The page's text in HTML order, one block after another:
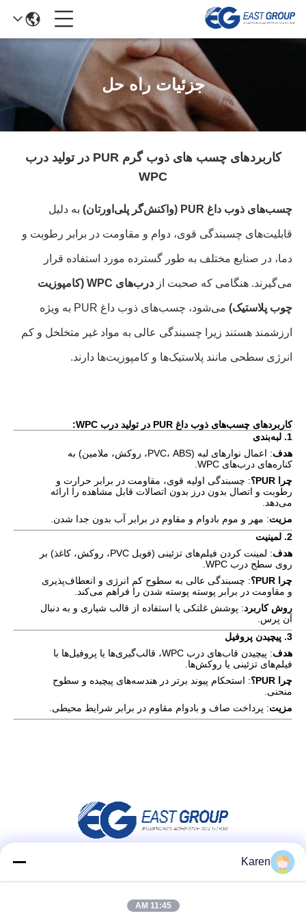
جزئیات راه حل
کاربردهای چسب های ذوب گرم PUR در تولید درب
WPC
چسب‌های ذوب داغ PUR (واکنش‌گر پلی‌اورتان) به دلیل
قابلیت‌های چسبندگی قوی، دوام و مقاومت در برابر رطوبت و
دما، در صنایع مختلف به طور گسترده مورد استفاده قرار
می‌گیرند. هنگامی که صحبت از درب‌های WPC (کامپوزیت
چوب پلاستیک) می‌شود، چسب‌های ذوب داغ PUR به ویژه
ارزشمند هستند زیرا چسبندگی عالی به مواد غیر متخلخل و کم
انرژی سطحی مانند پلاستیک‌ها و کامپوزیت‌ها دارند.
کاربردهای چسب‌های ذوب داغ PUR در تولید درب WPC:
1. لبه‌بندی
هدف
: اعمال نوارهای لبه (PVC، ABS، روکش، ملامین) به
کناره‌های درب‌های WPC.
چرا PUR؟
: چسبندگی اولیه قوی، مقاومت در برابر حرارت و
رطوبت و اتصال بدون درز بدون اتصالات قابل مشاهده را ارائه
می‌دهد.
مزیت: مهر و موم بادوام و مقاوم در برابر آب بدون جدا شدن.
2. لمینیت
هدف
: لمینت کردن فیلم‌های تزئینی (فویل PVC، روکش، کاغذ) بر
روی سطح درب WPC.
چرا PUR؟
: چسبندگی عالی به سطوح کم انرژی و انعطاف‌پذیری
و مقاومت در برابر پوسته پوسته شدن را فراهم می‌کند.
روش کاربرد: پوشش غلتکی یا استفاده از قالب شیاری و به دنبال
آن پرس.
3. پیچیدن پروفیل
هدف
: پیچیدن قاب‌های درب WPC، قالب‌گیری‌ها یا پروفیل‌ها با
فیلم‌های تزئینی یا روکش‌ها.
چرا PUR؟
: استحکام پیوند برتر در هندسه‌های پیچیده و سطوح
منحنی.
مزیت: پرداخت صاف و بادوام مقاوم در برابر شرایط محیطی.
Karen
11:45 AM